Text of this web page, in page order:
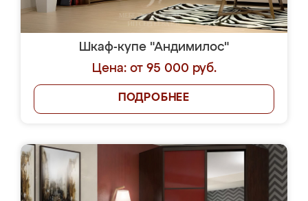
Шкаф-купе "Андимилос"
Цена: от 95 000 руб.
ПОДРОБНЕЕ